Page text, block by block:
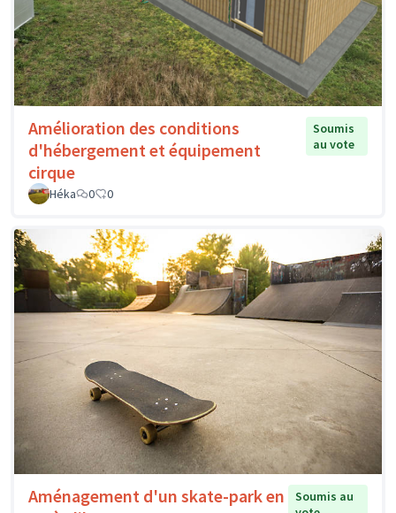
Amélioration des conditions
d'hébergement et équipement
cirque
Soumis
au vote
Héka 0 0
Aménagement d'un skate-park en
Soumis au